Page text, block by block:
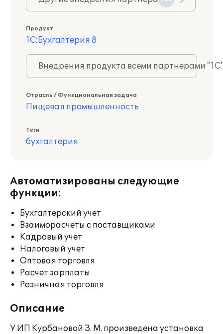
Продукт
1С:Бухгалтерия 8
Внедрения продукта всеми партнерами
Отрасль / Функциональная задача
Пищевая промышленность
Теги
бухгалтерия
Автоматизированы следующие
функции:
Бухгалтерский учет
Взаиморасчеты с поставщиками
Кадровый учет
Налоговый учет
Оптовая торговля
Расчет зарплаты
Розничная торговля
Описание
У ИП Курбановой З. М. произведена установка